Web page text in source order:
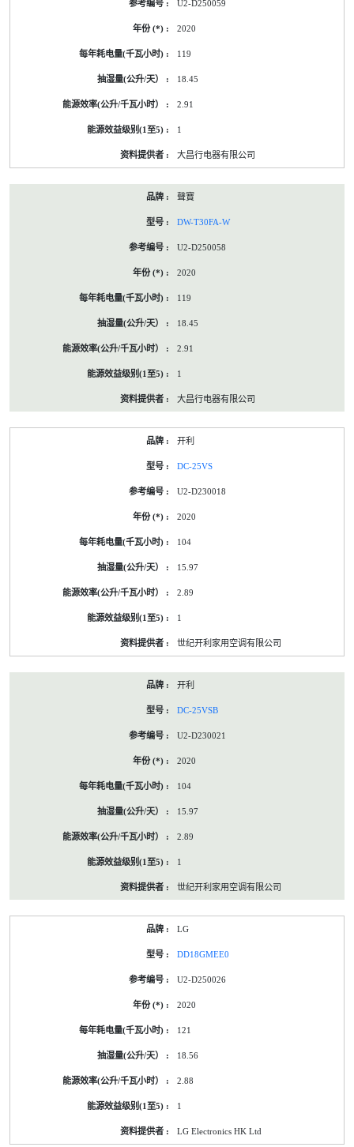
U2-D250059
2020
119
18.45
2.91
1
大昌行电器有限公司
聲寶
DW-T30FA-W
U2-D250058
2020
119
18.45
2.91
1
大昌行电器有限公司
开利
DC-25VS
U2-D230018
2020
104
15.97
2.89
1
世纪开利家用空调有限公司
开利
DC-25VSB
U2-D230021
2020
104
15.97
2.89
1
世纪开利家用空调有限公司
LG
DD18GMEE0
U2-D250026
2020
121
18.56
2.88
1
LG Electronics HK Ltd